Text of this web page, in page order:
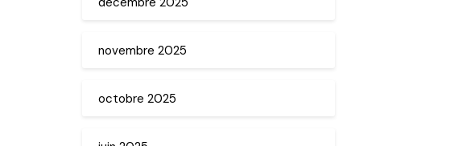
novembre 2025
octobre 2025